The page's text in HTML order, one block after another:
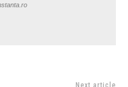
Next article